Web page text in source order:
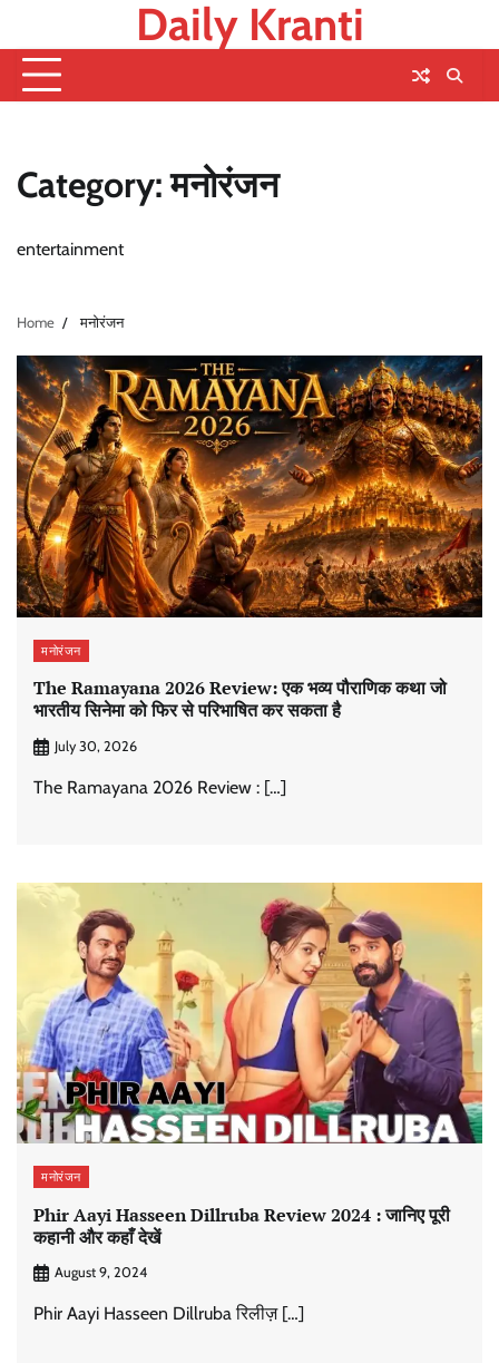
content
Daily Kranti
Category:मनोरंजन
entertainment
Home मनोरंजन
मनोरंजन
The Ramayana 2026 Review: एक भव्य पौराणिक कथा जो
भारतीय सिनेमा को फिर से परिभाषित कर सकता है
July 30, 2026
The Ramayana 2026 Review : […]
मनोरंजन
Phir Aayi Hasseen Dillruba Review 2024 : जानिए पूरी
कहानी और कहाँ देखें
August 9, 2024
Phir Aayi Hasseen Dillruba रिलीज़ […]